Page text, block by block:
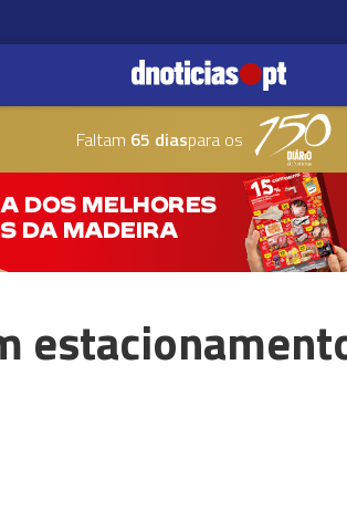
Faltam 65 diaspara os